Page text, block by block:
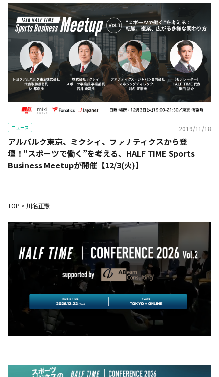
ニュース 2019/11/18
アルバルク東京、ミクシィ、ファナティクスから登
壇！“スポーツで働く”を考える、HALF TIME Sports
Business Meetupが開催【12/3(火)】
TOP > 川名正憲